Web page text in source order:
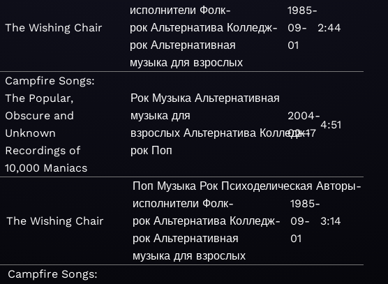
The Wishing Chair
исполнители Фолк-
рок Альтернатива Колледж-
рок Альтернативная
музыка для взрослых
1985-
09-
01
2:44
Campfire Songs:
The Popular,
Obscure and
Unknown
Recordings of
10,000 Maniacs
Рок Музыка Альтернативная
музыка для
взрослых Альтернатива Колледж-
рок Поп
2004-
02-17
4:51
The Wishing Chair
Поп Музыка Рок Психоделическая Авторы-
исполнители Фолк-
рок Альтернатива Колледж-
рок Альтернативная
музыка для взрослых
1985-
09-
01
3:14
Campfire Songs: